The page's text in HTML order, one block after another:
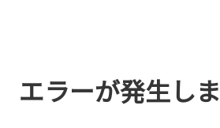
エラーが発生し